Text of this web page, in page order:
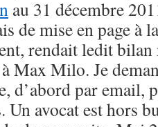
au 31 décembre
de mise en page à
rendait ledit
Max Milo. Je
d’abord par email,
Un avocat est hors